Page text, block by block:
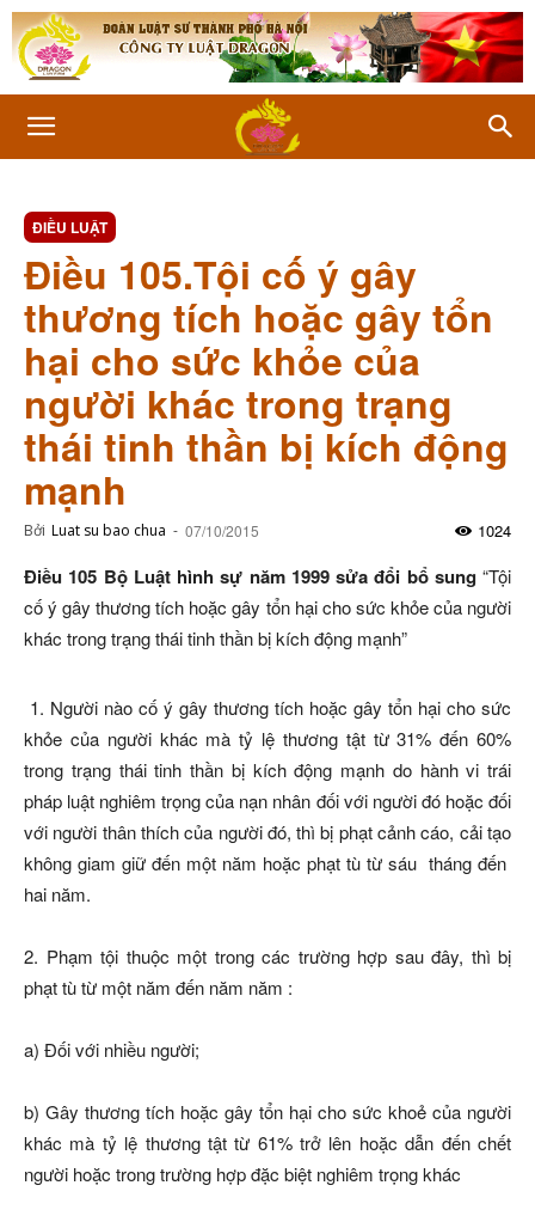
ĐIỀU LUẬT
Điều 105.Tội cố ý gây
thương tích hoặc gây tổn
hại cho sức khỏe của
người khác trong trạng
thái tinh thần bị kích động
mạnh
Bởi Luat su bao chua - 07/10/2015 1024
Điều 105 Bộ Luật hình sự năm 1999 sửa đổi bổ sung “Tội
cố ý gây thương tích hoặc gây tổn hại cho sức khỏe của người
khác trong trạng thái tinh thần bị kích động mạnh”
1. Người nào cố ý gây thương tích hoặc gây tổn hại cho sức
khỏe của người khác mà tỷ lệ thương tật từ 31% đến 60%
trong trạng thái tinh thần bị kích động mạnh do hành vi trái
pháp luật nghiêm trọng của nạn nhân đối với người đó hoặc đối
với người thân thích của người đó, thì bị phạt cảnh cáo, cải tạo
không giam giữ đến một năm hoặc phạt tù từ sáu tháng đến
hai năm.
2. Phạm tội thuộc một trong các trường hợp sau đây, thì bị
phạt tù từ một năm đến năm năm :
a) Đối với nhiều người;
b) Gây thương tích hoặc gây tổn hại cho sức khoẻ của người
khác mà tỷ lệ thương tật từ 61% trở lên hoặc dẫn đến chết
người hoặc trong trường hợp đặc biệt nghiêm trọng khác